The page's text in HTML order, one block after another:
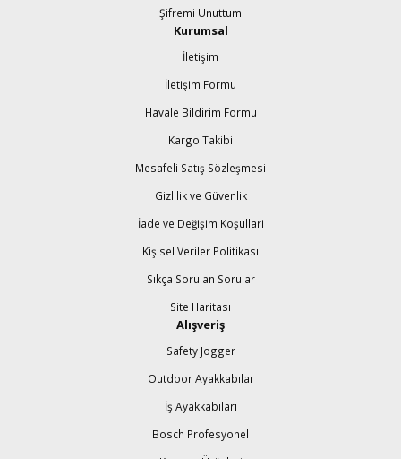
Şifremi Unuttum
Kurumsal
İletişim
İletişim Formu
Havale Bildirim Formu
Kargo Takibi
Mesafeli Satış Sözleşmesi
Gizlilik ve Güvenlik
İade ve Değişim Koşullari
Kişisel Veriler Politikası
Sıkça Sorulan Sorular
Site Haritası
Alışveriş
Safety Jogger
Outdoor Ayakkabılar
İş Ayakkabıları
Bosch Profesyonel